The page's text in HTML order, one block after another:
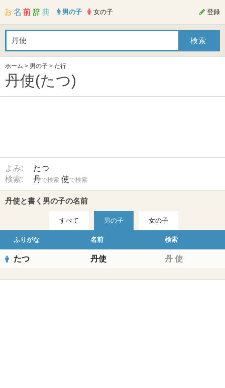
男の子 女の子 登録
ホーム > 男の子 > た行
丹使(たつ)
よみ:
たつ
検索:
丹で検索 使で検索
丹使と書く男の子の名前
すべて 男の子 女の子
ふりがな 名前 検索
たつ 丹使 丹 使